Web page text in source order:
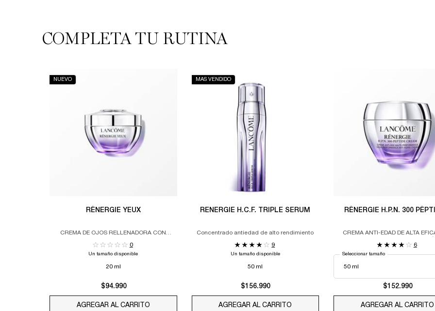
PDP Routine SectionCOMPLETA TU RUTINA​
NUEVO
RÉNERGIE YEUX​
CREMA DE OJOS RELLENADORA CON
0
Un tamaño disponible
20 ml
$94.990
AGREGAR AL CARRITO
MAS VENDIDO
RENERGIE H.C.F. TRIPLE SERUM
Concentrado antiedad de alto rendimiento
9
Un tamaño disponible
50 ml
$156.990
AGREGAR AL CARRITO RENERGIE H.C.F. TRIPLE SERUM
RÉNERGIE H.P.N. 300
CREMA ANTI-EDAD DE ALTA
ARRUGAS – UNIFORMIDAD DEL
6
Seleccionar tamaño
$152.990
AGREGAR AL CARRITO